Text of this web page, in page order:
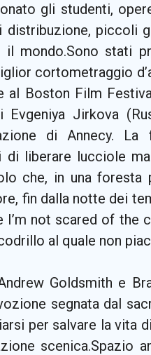
gli studenti,
distribuzione, piccoli
il mondo.Sono stati
cortometraggio
al Boston Film
Jirkova
di Annecy. La
liberare lucciole
che, in una foresta
fin dalla notte dei
I’m not scared of the
al quale non
Goldsmith e
segnata dal
per salvare la vita
scenica.Spazio